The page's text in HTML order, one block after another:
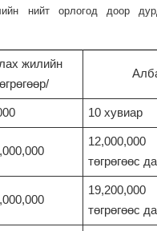
нийт орлогод доор
жилийн
10 хувиар
төгрөгөөс
төгрөгөөс